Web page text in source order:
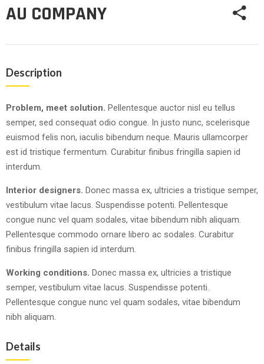
AU COMPANY
Description
Problem, meet solution. Pellentesque auctor nisl eu tellus
semper, sed consequat odio congue. In justo nunc, scelerisque
euismod felis non, iaculis bibendum neque. Mauris ullamcorper
est id tristique fermentum. Curabitur finibus fringilla sapien id
interdum.
Interior designers. Donec massa ex, ultricies a tristique semper,
vestibulum vitae lacus. Suspendisse potenti. Pellentesque
congue nunc vel quam sodales, vitae bibendum nibh aliquam.
Pellentesque commodo ornare libero ac sodales. Curabitur
finibus fringilla sapien id interdum.
Working conditions. Donec massa ex, ultricies a tristique
semper, vestibulum vitae lacus. Suspendisse potenti.
Pellentesque congue nunc vel quam sodales, vitae bibendum
nibh aliquam.
Details